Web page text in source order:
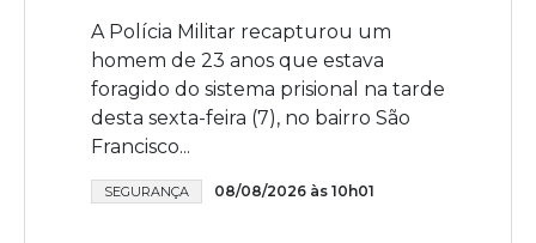
A Polícia Militar recapturou um
homem de 23 anos que estava
foragido do sistema prisional na tarde
desta sexta-feira (7), no bairro São
Francisco...
SEGURANÇA 08/08/2026 às 10h01